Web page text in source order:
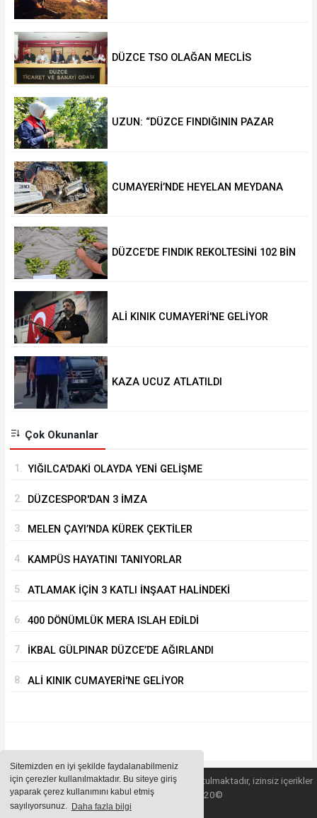
Sitemizden en iyi şekilde faydalanabilmeniz
için çerezler kullanılmaktadır. Bu siteye giriş
yaparak çerez kullanımını kabul etmiş
sayılıyorsunuz. Daha fazla bilgi
DÜZCE TSO OLAĞAN MECLİS
UZUN: “DÜZCE FINDIĞININ PAZAR
CUMAYERİ’NDE HEYELAN MEYDANA
DÜZCE’DE FINDIK REKOLTESİNİ 102 BİN
ALİ KINIK CUMAYERİ'NE GELİYOR
KAZA UCUZ ATLATILDI
Çok Okunanlar
1. YIĞILCA'DAKİ OLAYDA YENİ GELİŞME
2. DÜZCESPOR'DAN 3 İMZA
3. MELEN ÇAYI’NDA KÜREK ÇEKTİLER
4. KAMPÜS HAYATINI TANIYORLAR
5. ATLAMAK İÇİN 3 KATLI İNŞAAT HALİNDEKİ
6. 400 DÖNÜMLÜK MERA ISLAH EDİLDİ
7. İKBAL GÜLPINAR DÜZCE’DE AĞIRLANDI
8. ALİ KINIK CUMAYERİ'NE GELİYOR
Sitemizde bulunan içeriklerin tüm hakları saklı tutulmaktadır, izinsiz içerikler
kullanılamaz. Copyright 2020©